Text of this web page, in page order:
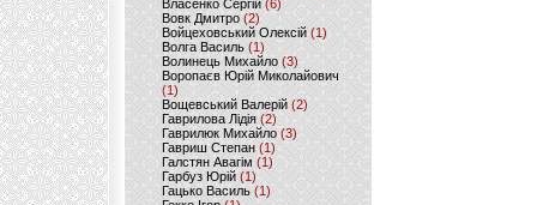
Власенко Сергій (6)
Вовк Дмитро(2)
Войцеховський Олексій(1)
Волга Василь (1)
Волинець Михайло (3)
Воропаєв Юрій Миколайович
(1)
Вощевський Валерій(2)
Гаврилова Лідія (2)
Гаврилюк Михайло (3)
Гавриш Степан (1)
Галстян Авагім (1)
Гарбуз Юрій (1)
Гацько Василь (1)